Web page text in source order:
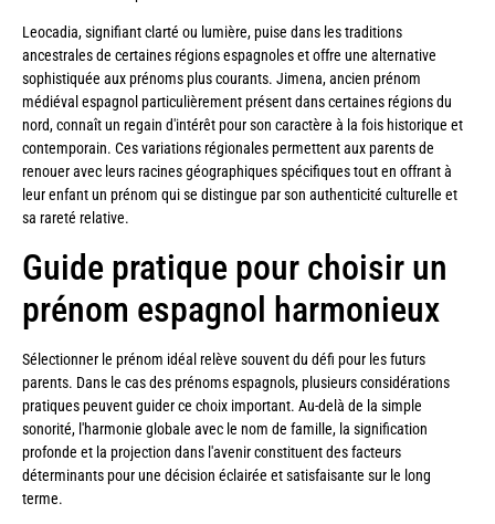
Leocadia, signifiant clarté ou lumière, puise dans les traditions
ancestrales de certaines régions espagnoles et offre une alternative
sophistiquée aux prénoms plus courants. Jimena, ancien prénom
médiéval espagnol particulièrement présent dans certaines régions du
nord, connaît un regain d'intérêt pour son caractère à la fois historique et
contemporain. Ces variations régionales permettent aux parents de
renouer avec leurs racines géographiques spécifiques tout en offrant à
leur enfant un prénom qui se distingue par son authenticité culturelle et
sa rareté relative.
Guide pratique pour choisir un
prénom espagnol harmonieux
Sélectionner le prénom idéal relève souvent du défi pour les futurs
parents. Dans le cas des prénoms espagnols, plusieurs considérations
pratiques peuvent guider ce choix important. Au-delà de la simple
sonorité, l'harmonie globale avec le nom de famille, la signification
profonde et la projection dans l'avenir constituent des facteurs
déterminants pour une décision éclairée et satisfaisante sur le long
terme.